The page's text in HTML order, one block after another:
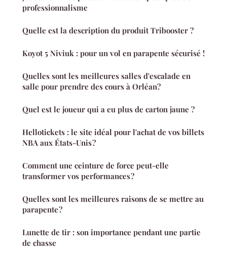
professionnalisme
Quelle est la description du produit Tribooster ?
Koyot 5 Niviuk : pour un vol en parapente sécurisé !
Quelles sont les meilleures salles d'escalade en
salle pour prendre des cours à Orléan?
Quel est le joueur qui a eu plus de carton jaune ?
Hellotickets : le site idéal pour l'achat de vos billets
NBA aux États-Unis ?
Comment une ceinture de force peut-elle
transformer vos performances ?
Quelles sont les meilleures raisons de se mettre au
parapente ?
Lunette de tir : son importance pendant une partie
de chasse